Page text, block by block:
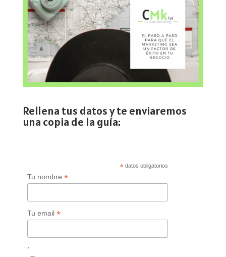
Rellena tus datos y te enviaremos
una copia de la guía:
* datos obligatorios
Tu nombre *
Tu email *
.